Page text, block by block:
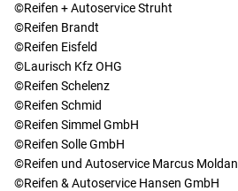
©Reifen + Autoservice Struht
©Reifen Brandt
©Reifen Eisfeld
©Laurisch Kfz OHG
©Reifen Schelenz
©Reifen Schmid
©Reifen Simmel GmbH
©Reifen Solle GmbH
©Reifen und Autoservice Marcus Moldan
©Reifen & Autoservice Hansen GmbH